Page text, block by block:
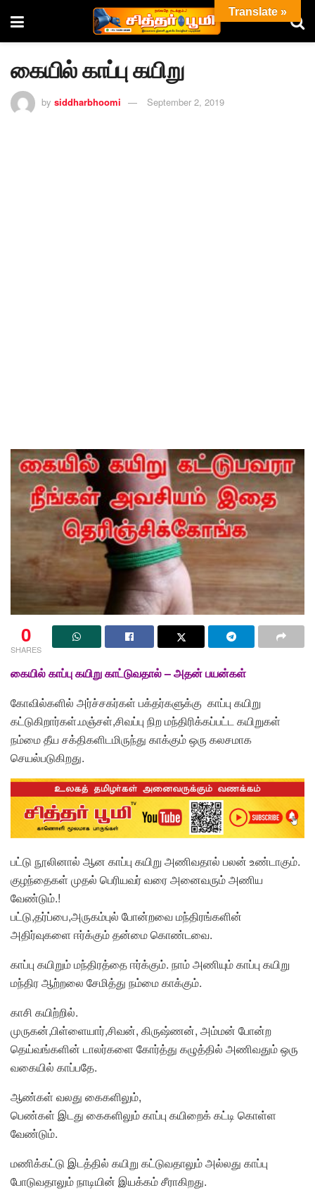
கையில் காப்பு கயிறு
by siddharbhoomi September 2, 2019
0
SHARES
கையில் காப்பு கயிறு காட்டுவதால் – அதன் பயன்கள்
கோவில்களில் அர்ச்சகர்கள் பக்தர்களுக்கு காப்பு கயிறு
கட்டுகிறார்கள்.மஞ்சள்,சிவப்பு நிற மந்திரிக்கப்பட்ட கயிறுகள்
நம்மை தீய சக்திகளிடமிருந்து காக்கும் ஒரு கலசமாக
செயல்படுகிறது.
பட்டு நூலினால் ஆன காப்பு கயிறு அணிவதால் பலன் உண்டாகும்.
குழந்தைகள் முதல் பெரியவர் வரை அனைவரும் அணிய
வேண்டும்.!
பட்டு,தர்ப்பை,அருகம்புல் போன்றவை மந்திரங்களின்
அதிர்வுகளை ஈர்க்கும் தன்மை கொண்டவை.
காப்பு கயிறும் மந்திரத்தை ஈர்க்கும். நாம் அணியும் காப்பு கயிறு
மந்திர ஆற்றலை சேமித்து நம்மை காக்கும்.
காசி கயிற்றில்.
முருகன்,பிள்ளையார்,சிவன், கிருஷ்ணன், அம்மன் போன்ற
தெய்வங்களின் டாலர்களை கோர்த்து கழுத்தில் அணிவதும் ஒரு
வகையில் காப்பதே.
ஆண்கள் வலது கைகளிலும்,
பெண்கள் இடது கைகளிலும் காப்பு கயிறைக் கட்டி கொள்ள
வேண்டும்.
மணிக்கட்டு இடத்தில் கயிறு கட்டுவதாலும் அல்லது காப்பு
போடுவதாலும் நாடியின் இயக்கம் சீராகிறது.
Translate »